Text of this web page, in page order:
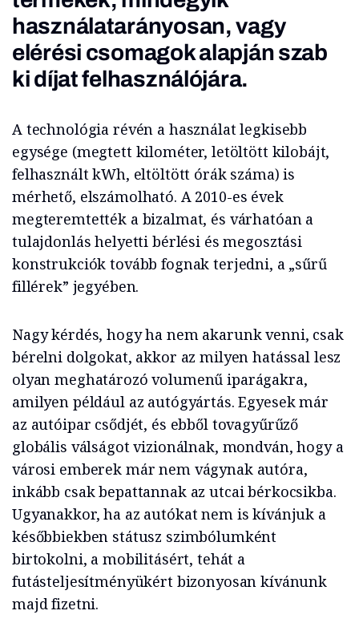
használatarányosan, vagy
elérési csomagok alapján szab
ki díjat felhasználójára.
A technológia révén a használat legkisebb
egysége (megtett kilométer, letöltött kilobájt,
felhasznált kWh, eltöltött órák száma) is
mérhető, elszámolható. A 2010-es évek
megteremtették a bizalmat, és várhatóan a
tulajdonlás helyetti bérlési és megosztási
konstrukciók tovább fognak terjedni, a „sűrű
fillérek” jegyében.
Nagy kérdés, hogy ha nem akarunk venni, csak
bérelni dolgokat, akkor az milyen hatással lesz
olyan meghatározó volumenű iparágakra,
amilyen például az autógyártás. Egyesek már
az autóipar csődjét, és ebből tovagyűrűző
globális válságot vizionálnak, mondván, hogy a
városi emberek már nem vágynak autóra,
inkább csak bepattannak az utcai bérkocsikba.
Ugyanakkor, ha az autókat nem is kívánjuk a
későbbiekben státusz szimbólumként
birtokolni, a mobilitásért, tehát a
futásteljesítményükért bizonyosan kívánunk
majd fizetni.